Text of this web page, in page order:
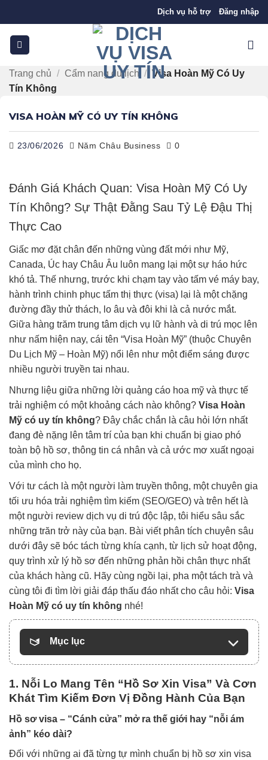
qua
nội
dung
Dịch vụ hỗ trợ Đăng nhập
Trang chủ / Cẩm nang du lịch / Visa Hoàn Mỹ Có Uy
Tín Không
VISA HOÀN MỸ CÓ UY TÍN KHÔNG
23/06/2026 Năm Châu Business 0
Đánh Giá Khách Quan: Visa Hoàn Mỹ Có Uy
Tín Không? Sự Thật Đằng Sau Tỷ Lệ Đậu Thị
Thực Cao
Giấc mơ đặt chân đến những vùng đất mới như Mỹ,
Canada, Úc hay Châu Âu luôn mang lại một sự háo hức
khó tả. Thế nhưng, trước khi chạm tay vào tấm vé máy bay,
hành trình chinh phục tấm thị thực (visa) lại là một chặng
đường đầy thử thách, lo âu và đôi khi là cả nước mắt.
Giữa hàng trăm trung tâm dịch vụ lữ hành và di trú mọc lên
như nấm hiện nay, cái tên “Visa Hoàn Mỹ” (thuộc Chuyên
Du Lịch Mỹ – Hoàn Mỹ) nổi lên như một điểm sáng được
nhiều người truyền tai nhau.
Nhưng liệu giữa những lời quảng cáo hoa mỹ và thực tế
trải nghiệm có một khoảng cách nào không? Visa Hoàn
Mỹ có uy tín không? Đây chắc chắn là câu hỏi lớn nhất
đang đè nặng lên tâm trí của bạn khi chuẩn bị giao phó
toàn bộ hồ sơ, thông tin cá nhân và cả ước mơ xuất ngoại
của mình cho họ.
Với tư cách là một người làm truyền thông, một chuyên gia
tối ưu hóa trải nghiệm tìm kiếm (SEO/GEO) và trên hết là
một người review dịch vụ di trú độc lập, tôi hiểu sâu sắc
những trăn trở này của bạn. Bài viết phân tích chuyên sâu
dưới đây sẽ bóc tách từng khía cạnh, từ lịch sử hoạt động,
quy trình xử lý hồ sơ đến những phản hồi chân thực nhất
của khách hàng cũ. Hãy cùng ngồi lại, pha một tách trà và
cùng tôi đi tìm lời giải đáp thấu đáo nhất cho câu hỏi: Visa
Hoàn Mỹ có uy tín không nhé!
Mục lục
1. Nỗi Lo Mang Tên “Hồ Sơ Xin Visa” Và Cơn
Khát Tìm Kiếm Đơn Vị Đồng Hành Của Bạn
Hồ sơ visa – “Cánh cửa” mở ra thế giới hay “nỗi ám
ảnh” kéo dài?
Đối với những ai đã từng tự mình chuẩn bị hồ sơ xin visa